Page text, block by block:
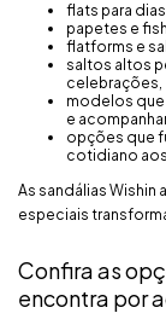
flats para
papetes e
flatforms e
saltos altos
celebrações,
modelos que
e
opções que
cotidiano
As sandálias Wishin
especiais
Confira as
encontra por